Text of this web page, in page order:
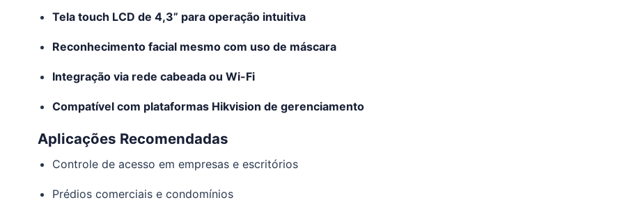
Tela touch LCD de 4,3” para operação intuitiva
Reconhecimento facial mesmo com uso de máscara
Integração via rede cabeada ou Wi-Fi
Compatível com plataformas Hikvision de gerenciamento
Aplicações Recomendadas
Controle de acesso em empresas e escritórios
Prédios comerciais e condomínios